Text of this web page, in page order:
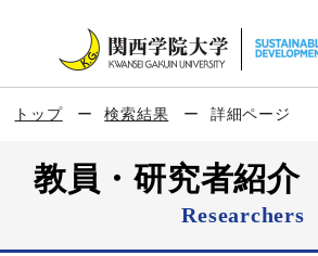
トップ 検索結果 詳細ページ
教員・研究者紹介
Researchers